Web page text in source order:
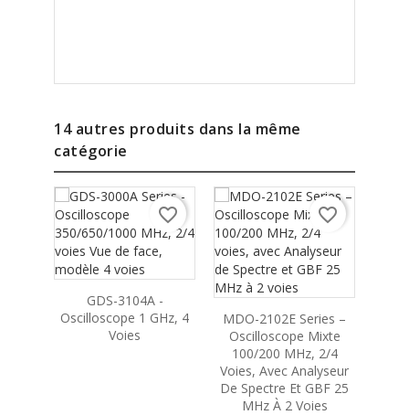
14 autres produits dans la même
catégorie
GDS-3104A -
Oscilloscope 1 GHz, 4
Voies
favorite_border
MDO-2102E Series –
Oscilloscope Mixte
100/200 MHz, 2/4
Voies, Avec Analyseur
De Spectre Et GBF 25
MHz À 2 Voies
favorite_border